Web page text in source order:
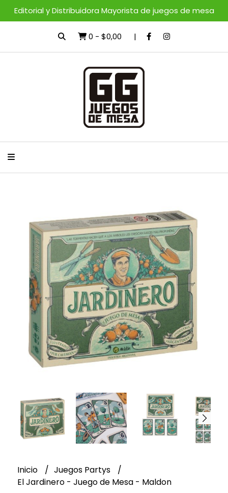
Editorial y Distribuidora Mayorista de juegos de mesa
0 - $0,00
Inicio
Juegos Partys
El Jardinero - Juego de Mesa - Maldon